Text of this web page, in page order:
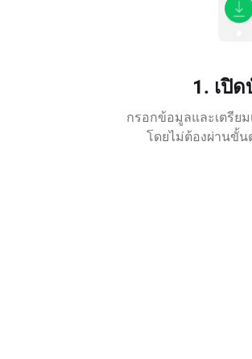
1. เปิ
กรอกข้อมูลและเตรียม
โดยไม่ต้องผ่านขั้น